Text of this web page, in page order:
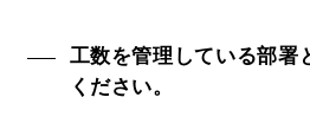
工数を管理している部署
ください。